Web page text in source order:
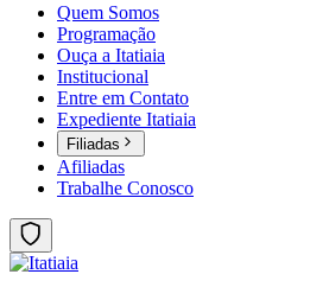
Quem Somos
Programação
Ouça a Itatiaia
Institucional
Entre em Contato
Expediente Itatiaia
Filiadas
Afiliadas
Trabalhe Conosco